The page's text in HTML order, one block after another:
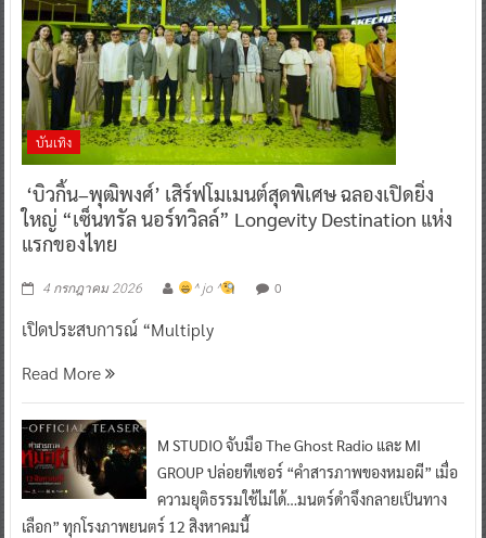
บันเทิง
‘บิวกิ้น–พุฒิพงศ์’ เสิร์ฟโมเมนต์สุดพิเศษ ฉลองเปิดยิ่ง
ใหญ่ “เซ็นทรัล นอร์ทวิลล์” Longevity Destination แห่ง
แรกของไทย
4 กรกฎาคม 2026 ^ jo ^ 0
เปิดประสบการณ์ “Multiply
Read More
M STUDIO จับมือ The Ghost Radio และ MI
GROUP ปล่อยทีเซอร์ “คำสารภาพของหมอผี” เมื่อ
ความยุติธรรมใช้ไม่ได้…มนตร์ดำจึงกลายเป็นทาง
เลือก” ทุกโรงภาพยนตร์ 12 สิงหาคมนี้